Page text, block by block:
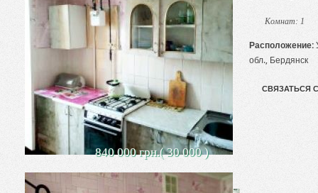
840 000 грн.( 30 000 )
Комнат: 1
Расположение:
обл., Бердянск
СВЯЗАТЬСЯ